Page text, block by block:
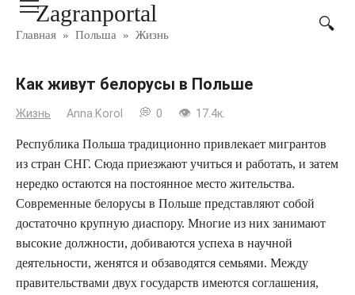
ПерейтиZagranportal
Главная » Польша » Жизнь
Как живут белорусы в Польше
Жизнь Anna.Korol 0 17.4к.
Республика Польша традиционно привлекает мигрантов
из стран СНГ. Сюда приезжают учиться и работать, и затем
нередко остаются на постоянное место жительства.
Современные белорусы в Польше представляют собой
достаточно крупную диаспору. Многие из них занимают
высокие должности, добиваются успеха в научной
деятельности, женятся и обзаводятся семьями. Между
правительствами двух государств имеются соглашения,